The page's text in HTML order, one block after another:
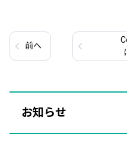
前へ
お知らせ